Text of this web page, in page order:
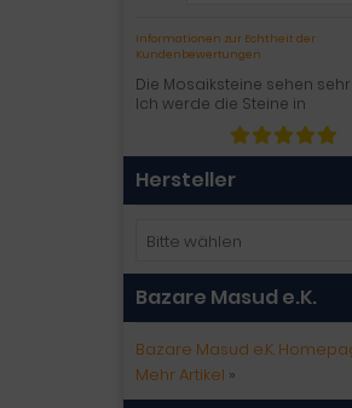
Informationen zur Echtheit der
Kundenbewertungen
Die Mosaiksteine sehen
Ich werde die Steine in
Hersteller
Bitte wählen
Bazare Masud e.K.
Bazare Masud e.K.
Mehr Artikel »